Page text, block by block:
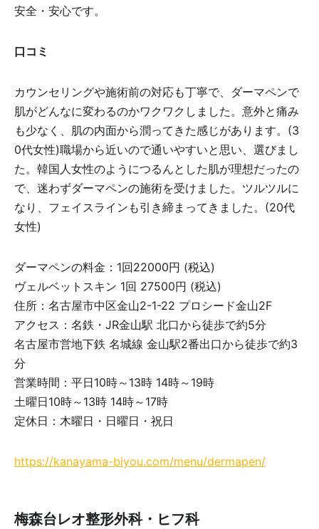
安全・安心です。
口コミ
カウンセリングや施術前の対応も丁寧で、ダーマペンで
肌がどんなに変わるのかワクワクしました。意外と痛み
も少なく、肌の内面から潤ってきた感じがあります。(3
0代女性)職場から近いので通いやすいと思い、選びまし
た。韓国人女性のようにつるんとした肌が理想だったの
で、迷わずダーマペンの施術を受けました。ツルツルに
なり、フェイスラインも引き締まってきました。(20代
女性)
ダーマペンの料金：1回22000円 (税込)
ヴェルベットスキン 1回 27500円 (税込)
住所：名古屋市中区金山2-1-22 プロシード金山2F
アクセス：名鉄・JR金山駅 北口から徒歩で約5分
名古屋市営地下鉄 名城線 金山駅2番出口から徒歩で約3
分
営業時間：平日10時～13時 14時～19時
土曜日10時～13時 14時～17時
定休日：木曜日・日曜日・祝日
https://kanayama-biyou.com/menu/dermapen/
梅森台レオ整形外科・ヒフ科